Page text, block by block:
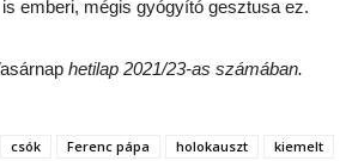
emberi, mégis gyógyító gesztusa ez.
hetilap 2021/23-as számában.
csók Ferenc pápa holokauszt
kiemelt